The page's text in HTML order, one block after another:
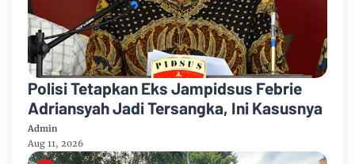
Polisi Tetapkan Eks Jampidsus Febrie
Adriansyah Jadi Tersangka, Ini Kasusnya
Admin
Aug 11, 2026